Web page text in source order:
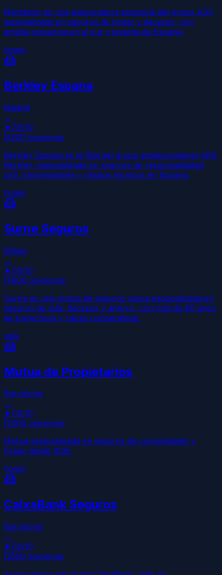
Meridiano es una aseguradora espanola del grupo ASV
especializada en seguros de hogar y decesos, con
amplia presencia en el sur y levante de Espana.
hogar
Berkley Espana
Madrid
→
★7.6/10
5200 opiniones
Berkley Espana es la filial del grupo estadounidense W.R.
Berkley, especializada en seguros de responsabilidad
civil, empresariales y riesgos tecnicos en Espana.
hogar
Surne Seguros
Bilbao
→
★7.6/10
4800 opiniones
Surne es una mutua de seguros vasca especializada en
seguros de vida, decesos y ahorro, con mas de 80 anos
de trayectoria y raices cooperativas.
vida
Mutua de Propietarios
Barcelona
→
★7.6/10
2400 opiniones
Mutua especializada en seguros de comunidades y
hogar desde 1835.
hogar
CaixaBank Seguros
Barcelona
→
★7.6/10
3500 opiniones